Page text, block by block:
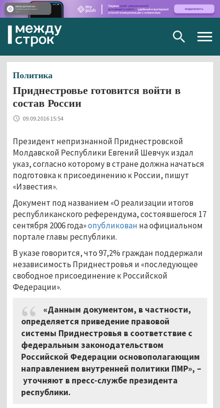
Политика
Приднестровье готовится войти в
состав России
09.09.2016 15:54
Президент непризнанной Приднестровской
Молдавской Республики Евгений Шевчук издал
указ, согласно которому в стране должна начаться
подготовка к присоединению к России, пишут
«Известия».
Документ под названием «О реализации итогов
республиканского референдума, состоявшегося 17
сентября 2006 года»опубликован на официальном
портале главы республики.
В указе говорится, что 97,2% граждан поддержали
независимость Приднестровья и «последующее
свободное присоединение к Российской
Федерации».
«Данным документом, в частности,
определяется приведение правовой
системы Приднестровья в соответствие с
федеральным законодательством
Российской Федерации основополагающим
направлением внутренней политики ПМР», –
уточняют в пресс-службе президента
республики.